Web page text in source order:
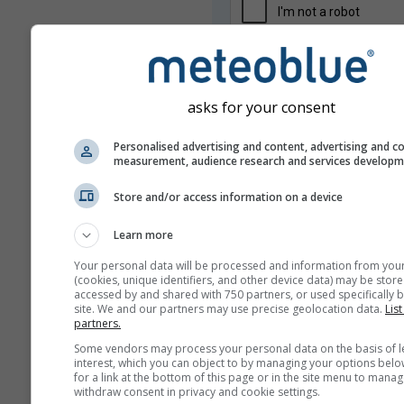
feleknek, ahogyan azt
más meteoblue szolgáltatásokhoz
használható lesz.
További időjárási adatok
asks for your consent
Personalised advertising and content, advertising and
measurement, audience research and services
Store and/or access information on a device
Learn more
Your personal data will be processed and information from
(cookies, unique identifiers, and other device data) may be
accessed by and shared with 750 partners, or used specifically
site. We and our partners may use precise geolocation data.
partners.
Some vendors may process your personal data on the basis of
interest, which you can object to by managing your options
for a link at the bottom of this page or in the site menu to
withdraw consent in privacy and cookie settings.